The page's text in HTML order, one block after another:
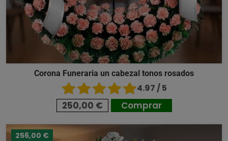
Corona Funeraria un cabezal tonos rosados
4.97 / 5
250,00 € Comprar
256,00 €